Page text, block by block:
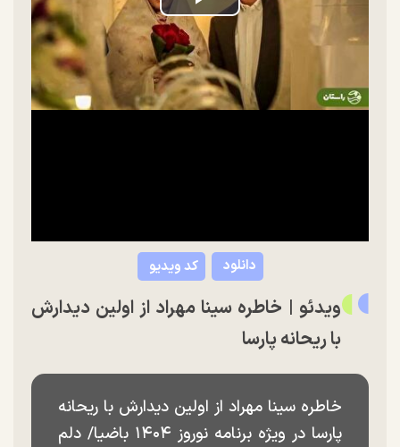
Play
Video
کد ویدیو دانلود
ویدئو | خاطره سینا مهراد از اولین دیدارش
با ریحانه پارسا
خاطره سینا مهراد از اولین دیدارش با ریحانه
پارسا در ویژه برنامه نوروز ۱۴۰۴ باضیا/ دلم